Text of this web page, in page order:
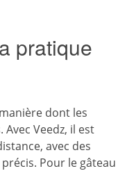
pratique
dont les
Veedz, il est
avec des
Pour le gâteau